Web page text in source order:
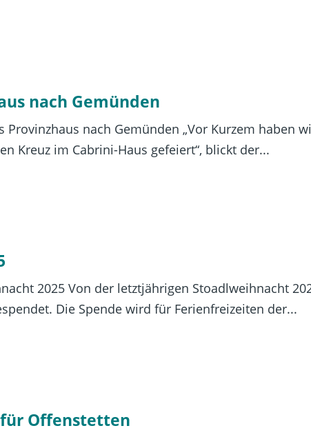
nach Gemünden
Provinzhaus nach Gemünden „Vor Kurzem haben
Kreuz im Cabrini-Haus gefeiert“, blickt der...
2025 Von der letztjährigen Stoadlweihnacht
Die Spende wird für Ferienfreizeiten der...
für Offenstetten